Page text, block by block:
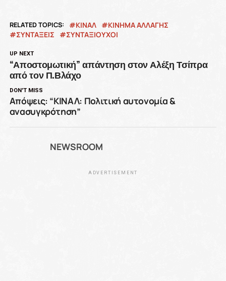
RELATED TOPICS: ΚΙΝΑΛ
ΚΙΝΗΜΑ ΑΛΛΑΓΗΣ
ΣΥΝΤΑΞΕΙΣ
ΣΥΝΤΑΞΙΟΥΧΟΙ
UP NEXT
“Αποστομωτική” απάντηση στον Αλέξη Τσίπρα
από τον Π.Βλάχο
DON'T MISS
Απόψεις: “ΚΙΝΑΛ: Πολιτική αυτονομία &
ανασυγκρότηση”
NEWSROOM
ADVERTISEMENT